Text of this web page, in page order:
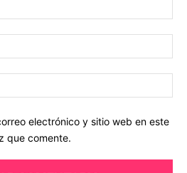
electrónico y sitio web en este
que comente.